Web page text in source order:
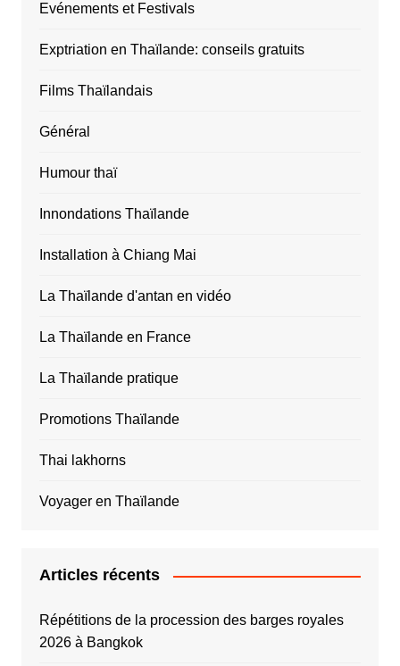
Evénements et Festivals
Exptriation en Thaïlande: conseils gratuits
Films Thaïlandais
Général
Humour thaï
Innondations Thaïlande
Installation à Chiang Mai
La Thaïlande d'antan en vidéo
La Thaïlande en France
La Thaïlande pratique
Promotions Thaïlande
Thai lakhorns
Voyager en Thaïlande
Articles récents
Répétitions de la procession des barges royales
2026 à Bangkok